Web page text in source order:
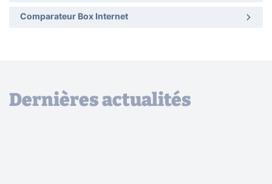
Comparateur Box Internet
Dernières actualités